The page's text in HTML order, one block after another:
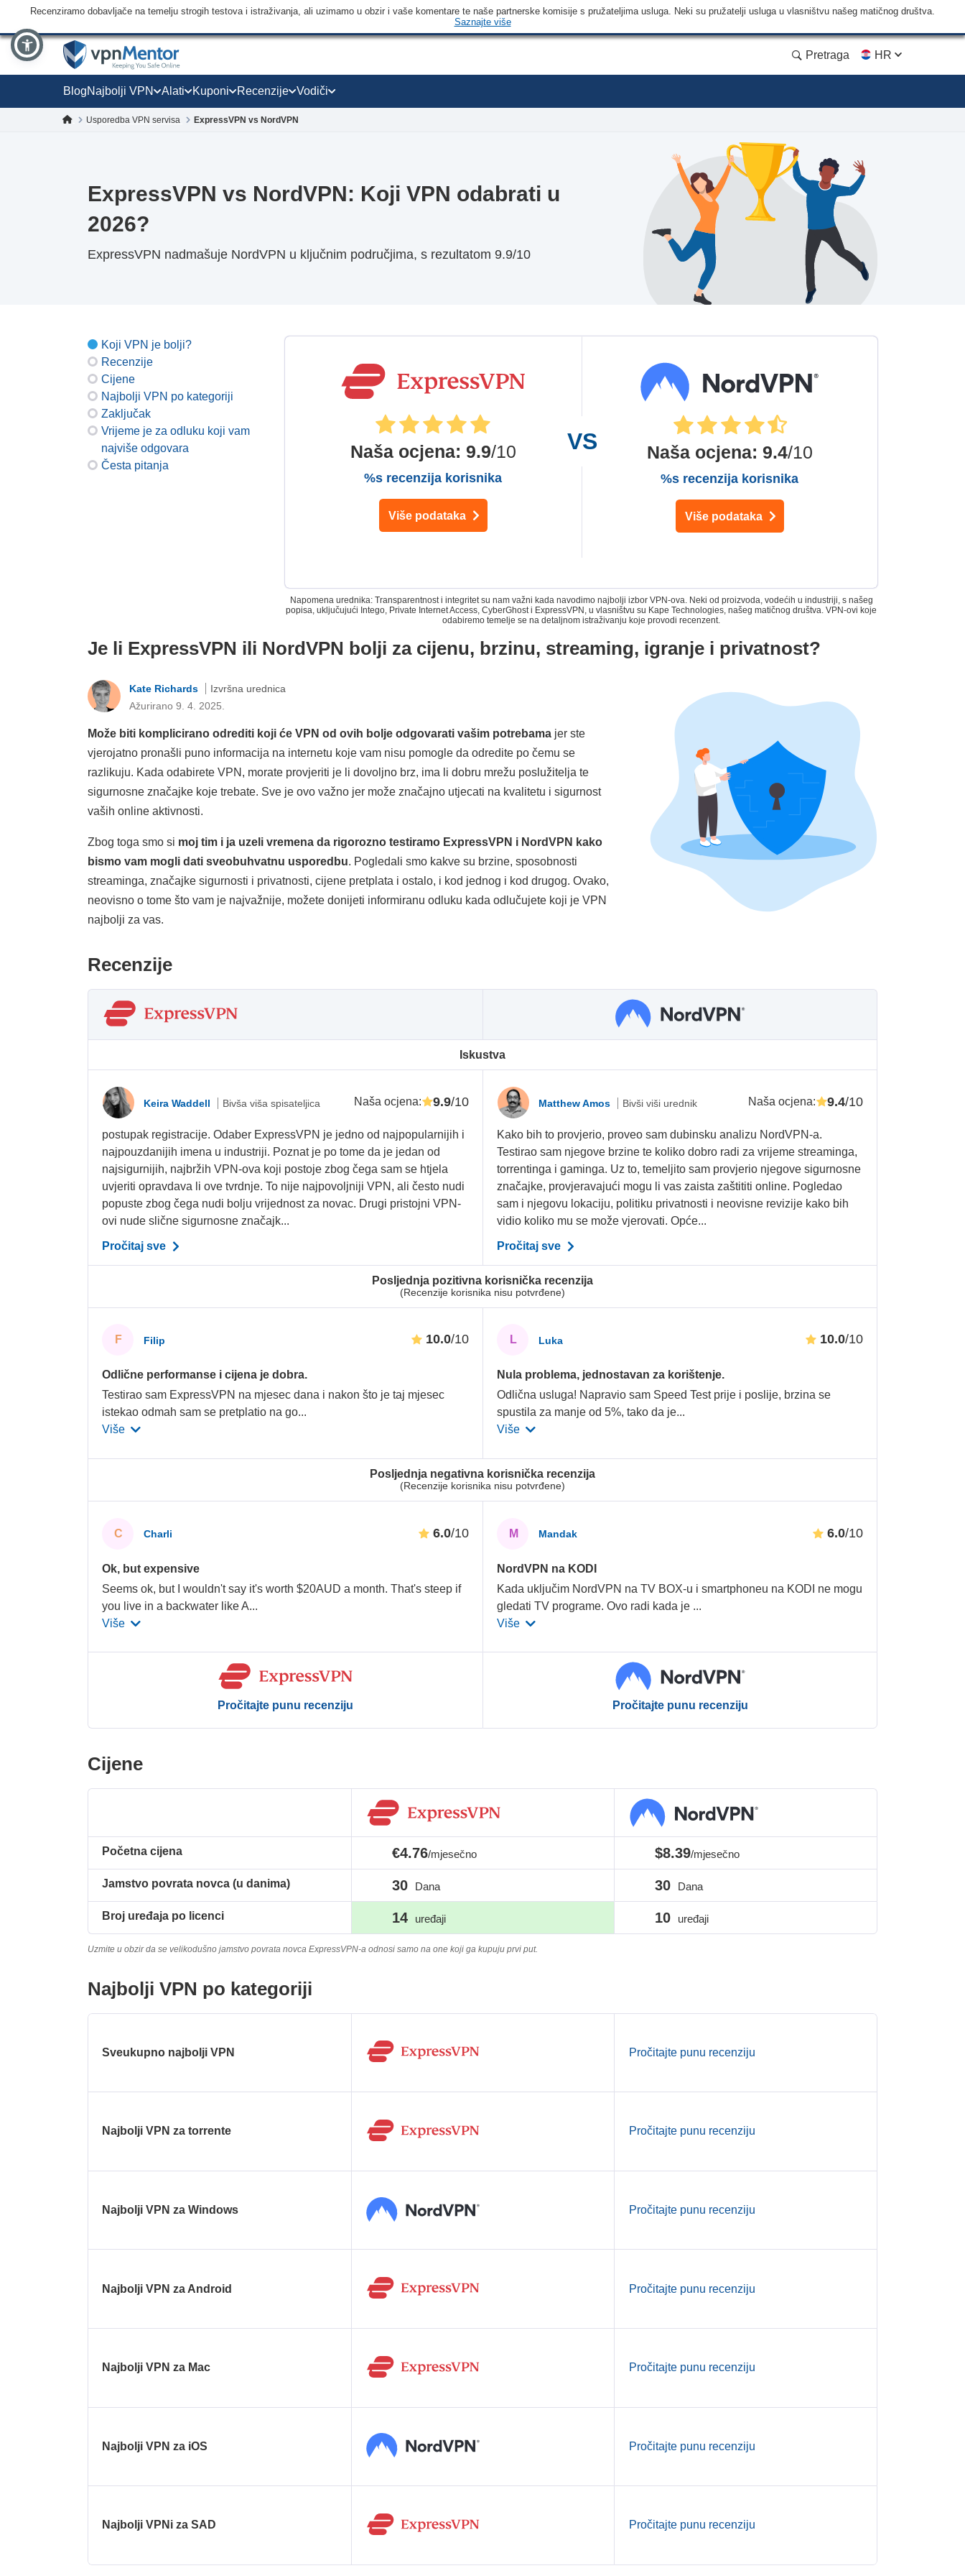
Recenziramo dobavljače na temelju strogih testova i istraživanja, ali uzimamo u obzir i vaše komentare te naše partnerske komisije s pružateljima usluga. Neki su pružatelji usluga u vlasništvu našeg matičnog društva.
Saznajte više
Pretraga HR
BlogNajbolji VPN Alati Kuponi Recenzije Vodiči
Usporedba VPN servisa ExpressVPN vs NordVPN
ExpressVPN vs NordVPN: Koji VPN odabrati u
2026?
ExpressVPN nadmašuje NordVPN u ključnim područjima, s rezultatom 9.9/10
Koji VPN je bolji?
Recenzije
Cijene
Najbolji VPN po kategoriji
Zaključak
Vrijeme je za odluku koji vam
najviše odgovara
Česta pitanja
Naša ocjena: 9.9/10
%s recenzija korisnika
Više podataka
Naša ocjena: 9.4/10
%s recenzija korisnika
Više podataka
Napomena urednika: Transparentnost i integritet su nam važni kada navodimo najbolji izbor VPN-ova. Neki od proizvoda, vodećih u industriji, s našeg
popisa, uključujući Intego, Private Internet Access, CyberGhost i ExpressVPN, u vlasništvu su Kape Technologies, našeg matičnog društva. VPN-ovi koje
odabiremo temelje se na detaljnom istraživanju koje provodi recenzent.
Je li ExpressVPN ili NordVPN bolji za cijenu, brzinu, streaming, igranje i privatnost?
Kate Richards
Izvršna urednica
Ažurirano 9. 4. 2025.
Može biti komplicirano odrediti koji će VPN od ovih bolje odgovarati vašim potrebama jer ste
vjerojatno pronašli puno informacija na internetu koje vam nisu pomogle da odredite po čemu se
razlikuju. Kada odabirete VPN, morate provjeriti je li dovoljno brz, ima li dobru mrežu poslužitelja te
sigurnosne značajke koje trebate. Sve je ovo važno jer može značajno utjecati na kvalitetu i sigurnost
vaših online aktivnosti.
Zbog toga smo si moj tim i ja uzeli vremena da rigorozno testiramo ExpressVPN i NordVPN kako
bismo vam mogli dati sveobuhvatnu usporedbu. Pogledali smo kakve su brzine, sposobnosti
streaminga, značajke sigurnosti i privatnosti, cijene pretplata i ostalo, i kod jednog i kod drugog. Ovako,
neovisno o tome što vam je najvažnije, možete donijeti informiranu odluku kada odlučujete koji je VPN
najbolji za vas.
Recenzije
Iskustva
Posljednja pozitivna korisnička recenzija
(Recenzije korisnika nisu potvrđene)
Posljednja negativna korisnička recenzija
(Recenzije korisnika nisu potvrđene)
Keira Waddell Bivša viša spisateljica Naša ocjena: 9.9/10
postupak registracije. Odaber ExpressVPN je jedno od najpopularnijih i
najpouzdanijih imena u industriji. Poznat je po tome da je jedan od
najsigurnijih, najbržih VPN-ova koji postoje zbog čega sam se htjela
uvjeriti opravdava li ove tvrdnje. To nije najpovoljniji VPN, ali često nudi
popuste zbog čega nudi bolju vrijednost za novac. Drugi pristojni VPN-
ovi nude slične sigurnosne značajk...
Pročitaj sve
F Filip 10.0/10
Odlične performanse i cijena je dobra.
Testirao sam ExpressVPN na mjesec dana i nakon što je taj mjesec
istekao odmah sam se pretplatio na go...
Više
C Charli 6.0/10
Ok, but expensive
Seems ok, but I wouldn't say it's worth $20AUD a month. That's steep if
you live in a backwater like A...
Više
Pročitajte punu recenziju
Matthew Amos Bivši viši urednik Naša ocjena: 9.4/10
Kako bih to provjerio, proveo sam dubinsku analizu NordVPN-a.
Testirao sam njegove brzine te koliko dobro radi za vrijeme streaminga,
torrentinga i gaminga. Uz to, temeljito sam provjerio njegove sigurnosne
značajke, provjeravajući mogu li vas zaista zaštititi online. Pogledao
sam i njegovu lokaciju, politiku privatnosti i neovisne revizije kako bih
vidio koliko mu se može vjerovati. Opće...
Pročitaj sve
L Luka 10.0/10
Nula problema, jednostavan za korištenje.
Odlična usluga! Napravio sam Speed Test prije i poslije, brzina se
spustila za manje od 5%, tako da je...
Više
M Mandak 6.0/10
NordVPN na KODI
Kada uključim NordVPN na TV BOX-u i smartphoneu na KODI ne mogu
gledati TV programe. Ovo radi kada je ...
Više
Pročitajte punu recenziju
Cijene
Početna cijena
Jamstvo povrata novca (u danima)
Broj uređaja po licenci
€4.76/mjesečno
30 Dana
14 uređaji
$8.39/mjesečno
30 Dana
10 uređaji
Uzmite u obzir da se velikodušno jamstvo povrata novca ExpressVPN-a odnosi samo na one koji ga kupuju prvi put.
Najbolji VPN po kategoriji
Sveukupno najbolji VPN Pročitajte punu recenziju
Najbolji VPN za torrente Pročitajte punu recenziju
Najbolji VPN za Windows Pročitajte punu recenziju
Najbolji VPN za Android Pročitajte punu recenziju
Najbolji VPN za Mac Pročitajte punu recenziju
Najbolji VPN za iOS Pročitajte punu recenziju
Najbolji VPNi za SAD Pročitajte punu recenziju